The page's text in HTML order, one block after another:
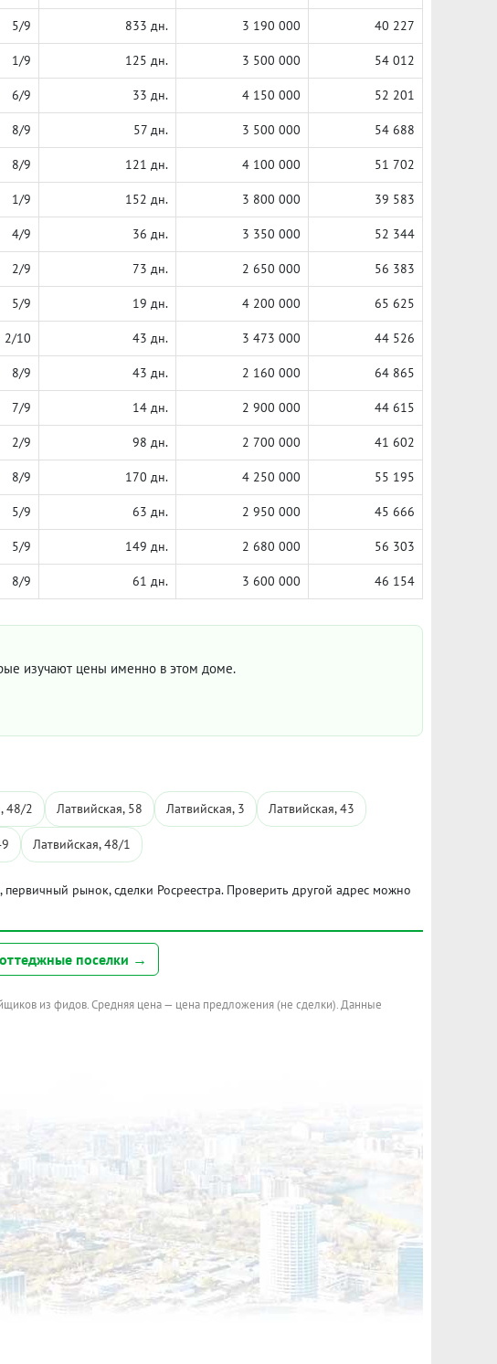
5/9 833 дн. 3 190 000 40 227
1/9 125 дн. 3 500 000 54 012
6/9 33 дн. 4 150 000 52 201
8/9 57 дн. 3 500 000 54 688
8/9 121 дн. 4 100 000 51 702
1/9 152 дн. 3 800 000 39 583
4/9 36 дн. 3 350 000 52 344
2/9 73 дн. 2 650 000 56 383
5/9 19 дн. 4 200 000 65 625
2/10 43 дн. 3 473 000 44 526
8/9 43 дн. 2 160 000 64 865
7/9 14 дн. 2 900 000 44 615
2/9 98 дн. 2 700 000 41 602
8/9 170 дн. 4 250 000 55 195
5/9 63 дн. 2 950 000 45 666
5/9 149 дн. 2 680 000 56 303
8/9 61 дн. 3 600 000 46 154
изучают цены именно в этом доме.
48/2 Латвийская, 58 Латвийская, 3 Латвийская, 43
Латвийская, 48/1
первичный рынок, сделки Росреестра. Проверить другой адрес можно
поселки →
из фидов. Средняя цена — цена предложения (не сделки). Данные